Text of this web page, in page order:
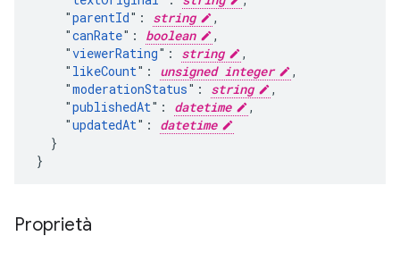
    "
parentId": string
,
    "
canRate": boolean
,
    "
viewerRating": string
,
    "
likeCount": unsigned integer
,
    "
moderationStatus": string
,
    "
publishedAt": datetime
,
    "
updatedAt": datetime
  }
}
Proprietà